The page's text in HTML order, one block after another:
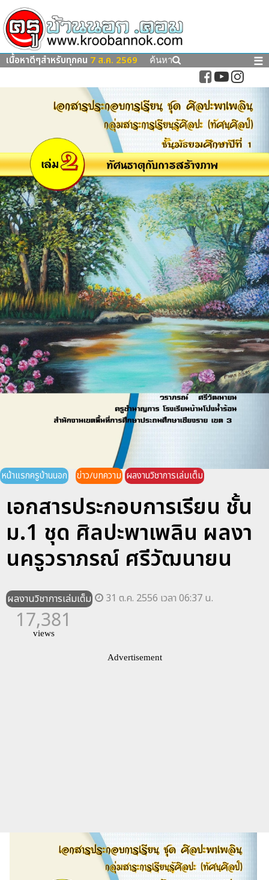
เนื้อหาดีๆสำหรับทุกคน 7 ส.ค. 2569 ค้นหา ☰
หน้าแรกครูบ้านนอก ข่าว/บทความ ผลงานวิชาการเล่มเต็ม
เอกสารประกอบการเรียน ชั้น
ม.1 ชุด ศิลปะพาเพลิน ผลงา
นครูวราภรณ์ ศรีวัฒนายน
ผลงานวิชาการเล่มเต็ม 31 ต.ค. 2556 เวลา 06:37 น.
17,381
views
Advertisement